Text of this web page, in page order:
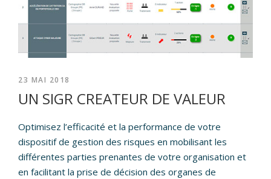
23 MAI 2018
UN SIGR CREATEUR DE VALEUR
Optimisez l’efficacité et la performance de votre
dispositif de gestion des risques en mobilisant les
différentes parties prenantes de votre organisation et
en facilitant la prise de décision des organes de